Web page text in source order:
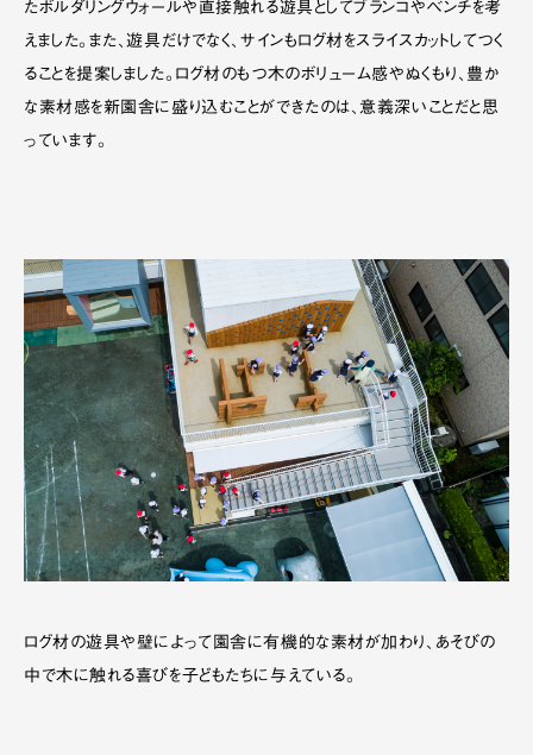
たボルダリングウォールや直接触れる遊具としてブランコやベンチを考
えました。また、遊具だけでなく、サインもログ材をスライスカットしてつく
ることを提案しました。ログ材のもつ木のボリューム感やぬくもり、豊か
な素材感を新園舎に盛り込むことができたのは、意義深いことだと思
っています。
ログ材の遊具や壁によって園舎に有機的な素材が加わり、あそびの
中で木に触れる喜びを子どもたちに与えている。